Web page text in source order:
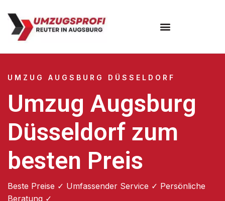
UMZUG AUGSBURG DÜSSELDORF
Umzug Augsburg
Düsseldorf zum
besten Preis
Beste Preise ✓ Umfassender Service ✓ Persönliche
Beratung ✓